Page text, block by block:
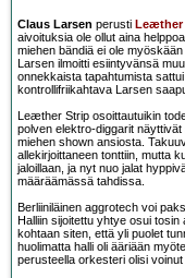
Claus Larsen perusti Leæther
aivoituksia ole ollut aina
miehen bändiä ei ole
Larsen ilmoitti esiintyvänsä
onnekkaista tapahtumista
kontrollifriikahtava Larsen
Leæther Strip osoittautuikin
polven elektro-diggarit
miehen shown ansiosta.
allekirjoittaneen tonttiin, mutta
jaloillaan, ja nyt nuo jalat
määräämässä tahdissa.
Berliiniläinen aggrotech voi
Halliin sijoitettu yhtye osui tosin
kohtaan siten, että yli puolet
huolimatta halli oli ääriään
perusteella orkesteri olisi